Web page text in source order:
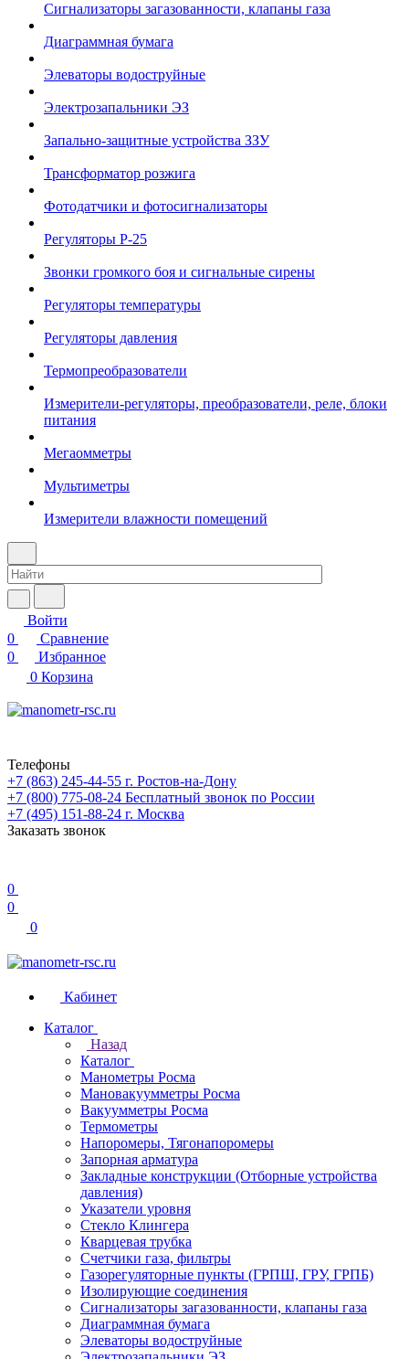
Сигнализаторы загазованности, клапаны газа
Диаграммная бумага
Элеваторы водоструйные
Электрозапальники ЭЗ
Запально-защитные устройства ЗЗУ
Трансформатор розжига
Фотодатчики и фотосигнализаторы
Регуляторы Р-25
Звонки громкого боя и сигнальные сирены
Регуляторы температуры
Регуляторы давления
Термопреобразователи
Измерители-регуляторы, преобразователи, реле, блоки
питания
Мегаомметры
Мультиметры
Измерители влажности помещений
Войти
0
Сравнение
0
Избранное
0 Корзина
Телефоны
+7 (863) 245-44-55 г. Ростов-на-Дону
+7 (800) 775-08-24 Бесплатный звонок по России
+7 (495) 151-88-24 г. Москва
Заказать звонок
0
0
0
Кабинет
Каталог
Назад
Каталог
Манометры Росма
Мановакуумметры Росма
Вакуумметры Росма
Термометры
Напоромеры, Тягонапоромеры
Запорная арматура
Закладные конструкции (Отборные устройства
давления)
Указатели уровня
Стекло Клингера
Кварцевая трубка
Счетчики газа, фильтры
Газорегуляторные пункты (ГРПШ, ГРУ, ГРПБ)
Изолирующие соединения
Сигнализаторы загазованности, клапаны газа
Диаграммная бумага
Элеваторы водоструйные